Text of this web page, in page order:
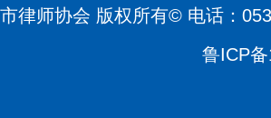
律师协会 版权所有© 电话：
鲁ICP